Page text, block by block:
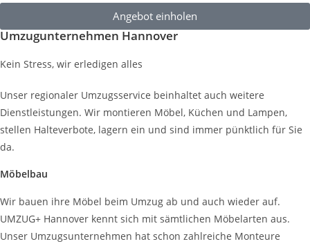
Angebot einholen
Umzugunternehmen Hannover
Kein Stress, wir erledigen alles
Unser regionaler Umzugsservice beinhaltet auch weitere
Dienstleistungen. Wir montieren Möbel, Küchen und Lampen,
stellen Halteverbote, lagern ein und sind immer pünktlich für Sie
da.
Möbelbau
Wir bauen ihre Möbel beim Umzug ab und auch wieder auf.
UMZUG+ Hannover kennt sich mit sämtlichen Möbelarten aus.
Unser Umzugsunternehmen hat schon zahlreiche Monteure